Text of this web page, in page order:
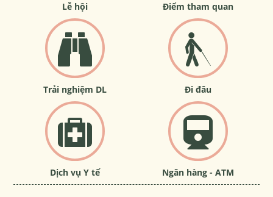
Lễ hội Điểm tham quan
Trải nghiệm DL Đi đâu
Dịch vụ Y tế Ngân hàng - ATM